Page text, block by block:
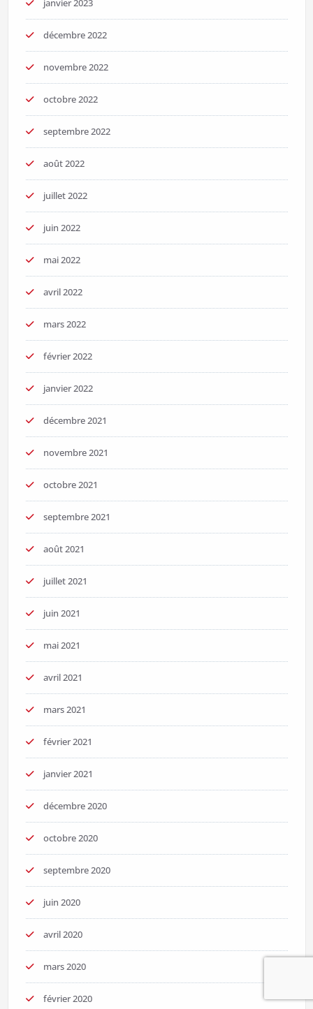
janvier 2023
décembre 2022
novembre 2022
octobre 2022
septembre 2022
août 2022
juillet 2022
juin 2022
mai 2022
avril 2022
mars 2022
février 2022
janvier 2022
décembre 2021
novembre 2021
octobre 2021
septembre 2021
août 2021
juillet 2021
juin 2021
mai 2021
avril 2021
mars 2021
février 2021
janvier 2021
décembre 2020
octobre 2020
septembre 2020
juin 2020
avril 2020
mars 2020
février 2020